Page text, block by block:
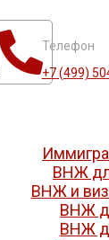
Телефон
+7 (499)
ВНЖ
ВНЖ и
ВНЖ
ВНЖ